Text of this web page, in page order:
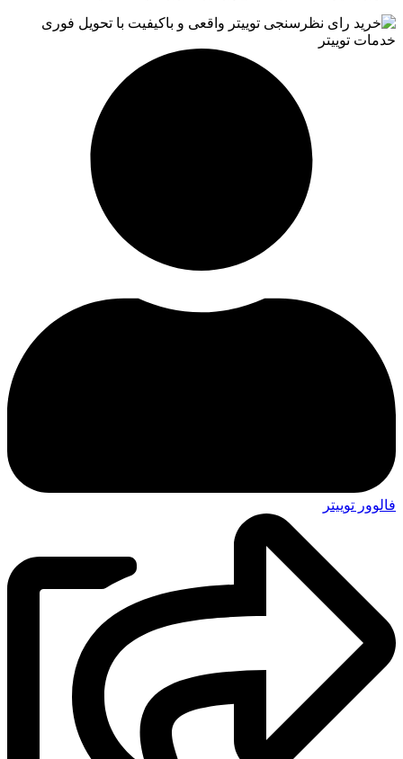
خدمات توییتر
فالوور توییتر